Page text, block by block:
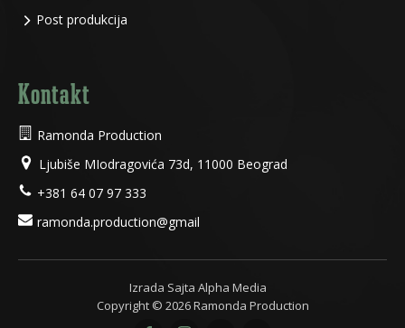
Post produkcija
Kontakt
Ramonda Production
Ljubiše MIodragovića 73d, 11000 Beograd
+381 64 07 97 333
ramonda.production@gmail
Izrada Sajta Alpha Media
Copyright © 2026Ramonda Production